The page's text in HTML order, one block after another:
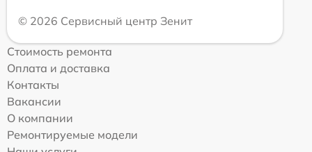
© 2026 Сервисный центр Зенит
Стоимость ремонта
Оплата и доставка
Контакты
Вакансии
О компании
Ремонтируемые модели